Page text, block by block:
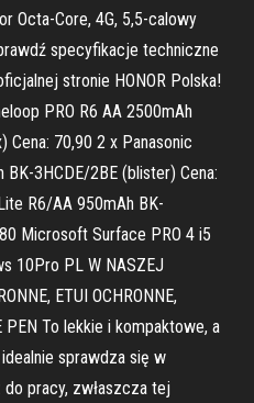
Octa-Core, 4G, 5,5-calowy
specyfikacje techniczne
stronie HONOR Polska!
PRO R6 AA 2500mAh
Cena: 70,90 2 x Panasonic
BK-3HCDE/2BE (blister) Cena:
R6/AA 950mAh BK-
Microsoft Surface PRO 4 i5
10Pro PL W NASZEJ
ETUI OCHRONNE,
PEN To lekkie i kompaktowe, a
sprawdza się w
pracy, zwłaszcza tej